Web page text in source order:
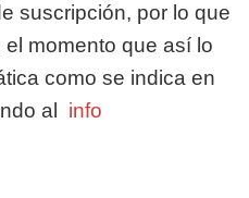
suscripción, por lo que
el momento que así lo
como se indica en
al
info